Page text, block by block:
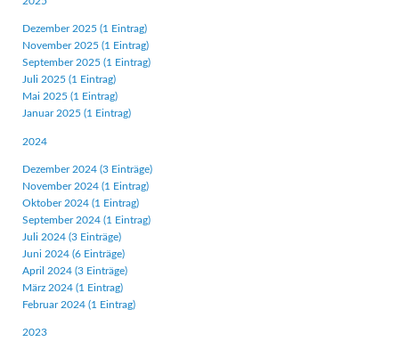
Dezember 2025 (1 Eintrag)
November 2025 (1 Eintrag)
September 2025 (1 Eintrag)
Juli 2025 (1 Eintrag)
Mai 2025 (1 Eintrag)
Januar 2025 (1 Eintrag)
2024
Dezember 2024 (3 Einträge)
November 2024 (1 Eintrag)
Oktober 2024 (1 Eintrag)
September 2024 (1 Eintrag)
Juli 2024 (3 Einträge)
Juni 2024 (6 Einträge)
April 2024 (3 Einträge)
März 2024 (1 Eintrag)
Februar 2024 (1 Eintrag)
2023